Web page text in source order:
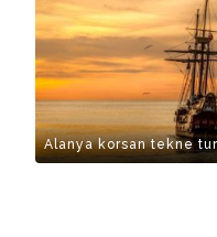
Alanya korsan tekne